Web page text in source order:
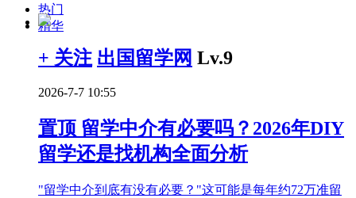
热门
精华
+ 关注 出国留学网 Lv.9
2026-7-7 10:55
置顶 留学中介有必要吗？2026年DIY
留学还是找机构全面分析
"留学中介到底有没有必要？"这可能是每年约72万准留